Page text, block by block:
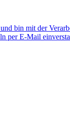
bin mit der
per E-Mail